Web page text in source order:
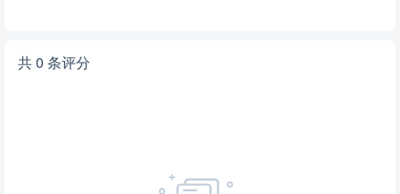
共 0 条评分